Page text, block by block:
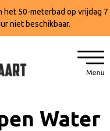
het 50-meterbad op vrijdag 7
niet beschikbaar.
Water